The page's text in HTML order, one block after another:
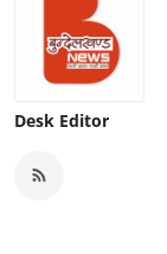
Desk Editor